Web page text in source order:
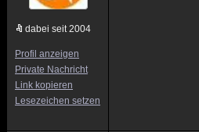
dabei seit 2004
Profil anzeigen
Private Nachricht
Link kopieren
Lesezeichen setzen